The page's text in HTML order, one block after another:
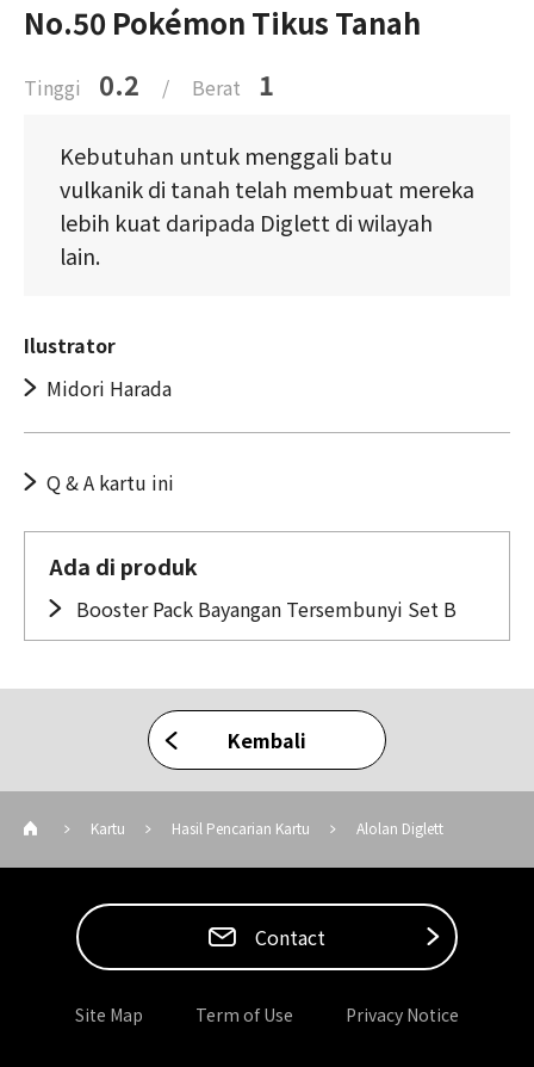
No.50 Pokémon Tikus Tanah
Tinggi 0.2 / Berat 1
Kebutuhan untuk menggali batu
vulkanik di tanah telah membuat mereka
lebih kuat daripada Diglett di wilayah
lain.
Ilustrator
Midori Harada
Q & A kartu ini
Ada di produk
Booster Pack Bayangan Tersembunyi Set B
Kembali
Kartu Hasil Pencarian Kartu Alolan Diglett
Contact
Site Map Term of Use Privacy Notice